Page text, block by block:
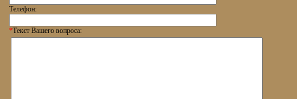
Телефон:
*Текст Вашего вопроса: